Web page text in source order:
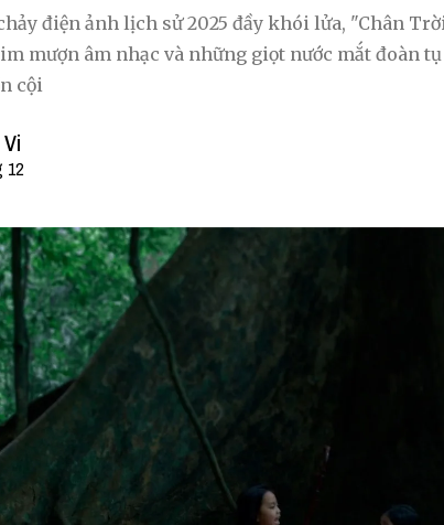
điện ảnh lịch sử 2025 đầy khói lửa, "Chân
mượn âm nhạc và những giọt nước mắt đoàn
cội
12